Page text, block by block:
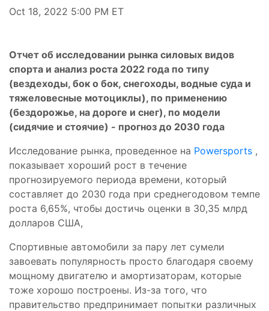
Oct 18, 2022 5:00 PM ET
Отчет об исследовании рынка силовых видов
спорта и анализ роста 2022 года по типу
(вездеходы, бок о бок, снегоходы, водные суда и
тяжеловесные мотоциклы), по применению
(бездорожье, на дороге и снег), по модели
(сидячие и стоячие) - прогноз до 2030 года
Исследование рынка, проведенное на Powersports ,
показывает хороший рост в течение
прогнозируемого периода времени, который
составляет до 2030 года при среднегодовом темпе
роста 6,65%, чтобы достичь оценки в 30,35 млрд
долларов США,
Спортивные автомобили за пару лет сумели
завоевать популярность просто благодаря своему
мощному двигателю и амортизаторам, которые
тоже хорошо построены. Из-за того, что
правительство предпринимает попытки различных